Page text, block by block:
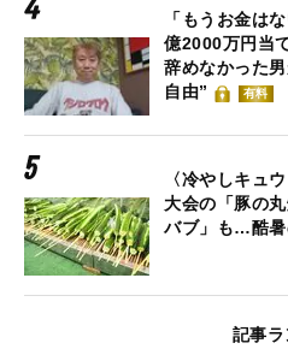
「もうお金は
億2000万円当
辞めなかった
自由”
有料
〈冷やしキュ
大会の「豚の
バブ」も…酷暑
記事